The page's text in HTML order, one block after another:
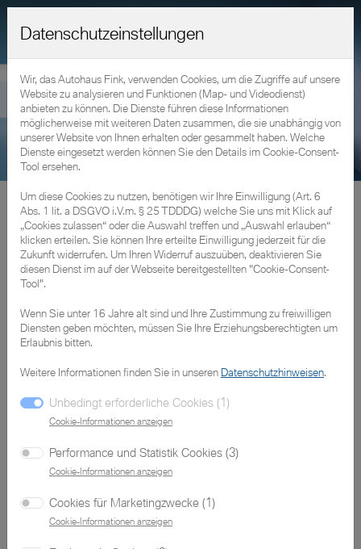
Fahrzeuge » Gebraucht- & Vorführwagen
Freude am Fahren erleben mit unseren BMW
Neuwagen.
Sie wollen ein Fahrzeug testen?
Sehr gerne! Buchen Sie sich eine Probefahrt.
Kontaktieren Sie uns! Täglich gibt es neue
Jahreswagen in unserem BMW Pool.
Datenschutzeinstellungen
Wir, das Autohaus Fink, verwenden Cookies, um die Zugriffe auf unsere
Website zu analysieren und Funktionen (Map- und Videodienst)
anbieten zu können. Die Dienste führen diese Informationen
möglicherweise mit weiteren Daten zusammen, die sie unabhängig von
unserer Website von Ihnen erhalten oder gesammelt haben. Welche
Dienste eingesetzt werden können Sie den Details im Cookie-Consent-
Tool ersehen.
Um diese Cookies zu nutzen, benötigen wir Ihre Einwilligung (Art. 6
Abs. 1 lit. a DSGVO i.V.m. § 25 TDDDG) welche Sie uns mit Klick auf
„Cookies zulassen“ oder die Auswahl treffen und „Auswahl erlauben“
klicken erteilen. Sie können Ihre erteilte Einwilligung jederzeit für die
Zukunft widerrufen. Um Ihren Widerruf auszuüben, deaktivieren Sie
diesen Dienst im auf der Webseite bereitgestellten "Cookie-Consent-
Tool".
Wenn Sie unter 16 Jahre alt sind und Ihre Zustimmung zu freiwilligen
Diensten geben möchten, müssen Sie Ihre Erziehungsberechtigten um
Erlaubnis bitten.
Weitere Informationen finden Sie in unseren Datenschutzhinweisen.
Unbedingt erforderliche Cookies (1)
Cookie-Informationen anzeigen
Performance und Statistik Cookies (3)
Cookie-Informationen anzeigen
Cookies für Marketingzwecke (1)
Cookie-Informationen anzeigen